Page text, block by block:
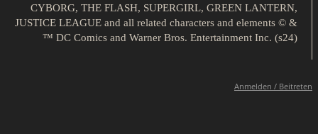
CYBORG, THE FLASH, SUPERGIRL, GREEN LANTERN,
JUSTICE LEAGUE and all related characters and elements © &
™ DC Comics and Warner Bros. Entertainment Inc. (s24)
Anmelden / Beitreten